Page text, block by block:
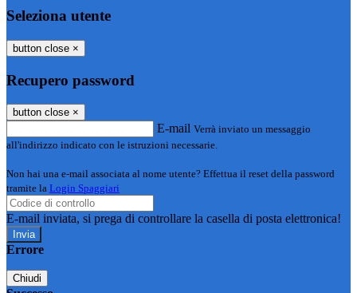
Seleziona utente
button close ×
Recupero password
button close ×
E-mail Verrà inviato un messaggio
all'indirizzo indicato con le istruzioni necessarie.
Non hai una e-mail associata al nome utente? Effettua il reset della password
tramite la Login Spaggiari
E-mail inviata, si prega di controllare la casella di posta elettronica!
Errore
Chiudi